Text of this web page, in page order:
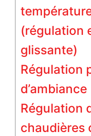
(régulation
glissante)
Régulation
d’ambiance
Régulation
chaudières